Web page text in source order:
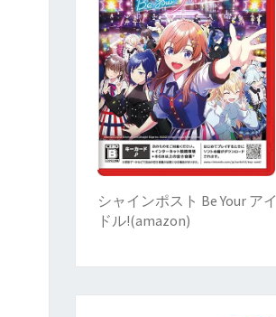
シャインポスト Be Your アイ
ドル!(amazon)